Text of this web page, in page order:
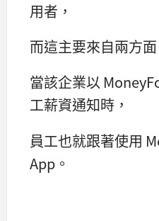
用者，
而這主要來自兩方
當該企業以
工薪資通知時，
員工也就跟著使用
App。